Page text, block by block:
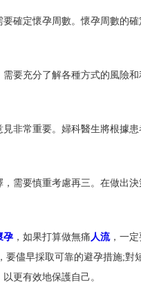
確定懷孕周數。懷孕周數的
要充分了解各種方式的風險
非常重要。婦科醫生將根據
需要慎重考慮再三。在做出
孕，如果打算做無痛 人流，一定
要儘早採取可靠的避孕措施;對
更有效地保護自己。